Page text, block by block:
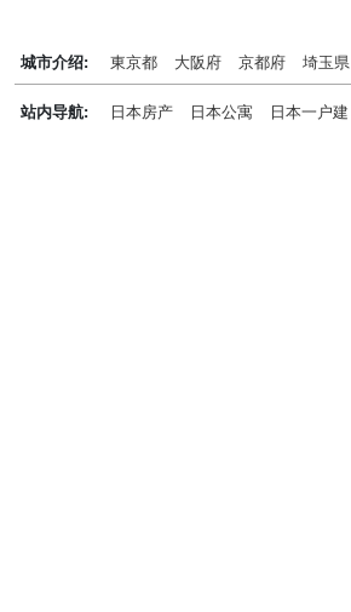
城市介绍: 東京都 大阪府 京都府 埼玉県
千葉県
兵庫県
神奈川県
站内导航:
日本房产 日本公寓 日本一户建